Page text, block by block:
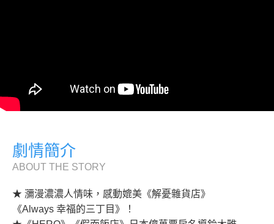
劇情簡介
ABOUT THE STORY
★ 瀰漫濃濃人情味，感動媲美《解憂雜貨店》
《Always 幸福的三丁目》！